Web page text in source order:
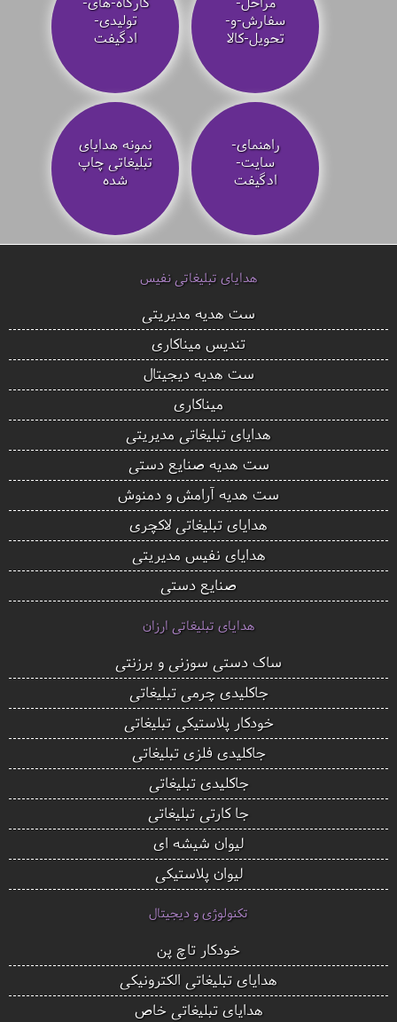
سفارش-و-
تحویل-کالا
تولیدی-
ادگیفت
راهنمای-
سایت-
ادگیفت
نمونه هدایای
تبلیغاتی چاپ
شده
هدایای تبلیغاتی نفیس
ست هدیه مدیریتی
تندیس میناکاری
ست هدیه دیجیتال
میناکاری
هدایای تبلیغاتی مدیریتی
ست هدیه صنایع دستی
ست هدیه آرامش و دمنوش
هدایای تبلیغاتی لاکچری
هدایای نفیس مدیریتی
صنایع دستی
هدایای تبلیغاتی ارزان
ساک دستی سوزنی و برزنتی
جاکلیدی چرمی تبلیغاتی
خودکار پلاستیکی تبلیغاتی
جاکلیدی فلزی تبلیغاتی
جاکلیدی تبلیغاتی
جا کارتی تبلیغاتی
لیوان شیشه ای
لیوان پلاستیکی
تکنولوژی و دیجیتال
خودکار تاچ پن
هدایای تبلیغاتی الکترونیکی
هدایای تبلیغاتی خاص